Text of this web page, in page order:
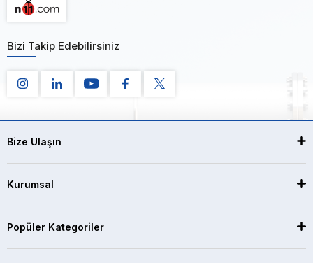
Bizi Takip Edebilirsiniz
Bize Ulaşın
Kurumsal
Popüler Kategoriler